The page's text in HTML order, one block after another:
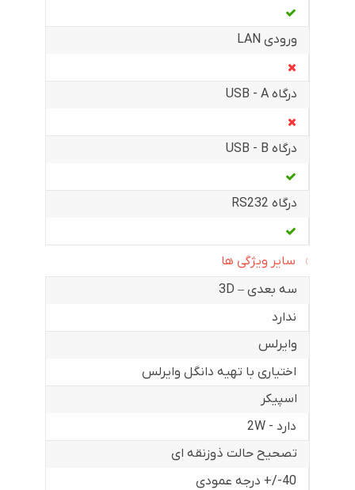
ورودی LAN
درگاه USB - A
درگاه USB - B
درگاه RS232
سایر ویژگی ها
سه بعدی – 3D
ندارد
وایرلس
اختیاری با تهیه دانگل وایرلس
اسپیکر
دارد - 2W
تصحیح حالت ذوزنقه ای
40-/+ درجه عمودی